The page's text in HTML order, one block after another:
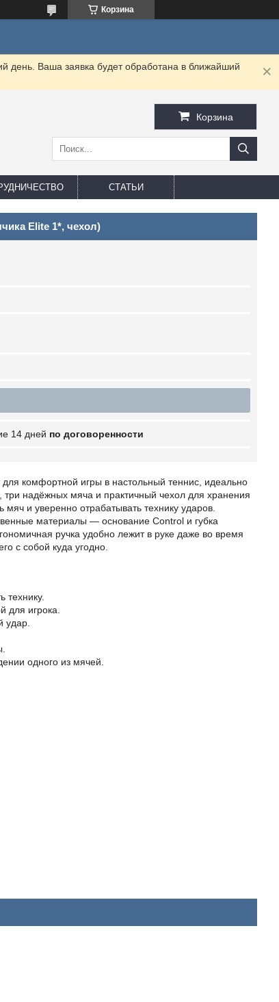
Корзина
день. Ваша заявка будет обработана в ближайший
Корзина
СТАТЬИ
Elite 1*, чехол)
14 дней по договоренности
комфортной игры в настольный теннис, идеально
надёжных мяча и практичный чехол для хранения
и уверенно отрабатывать технику ударов.
материалы — основание Control и губка
ручка удобно лежит в руке даже во время
с собой куда угодно.
технику.
для игрока.
удар.
одного из мячей.